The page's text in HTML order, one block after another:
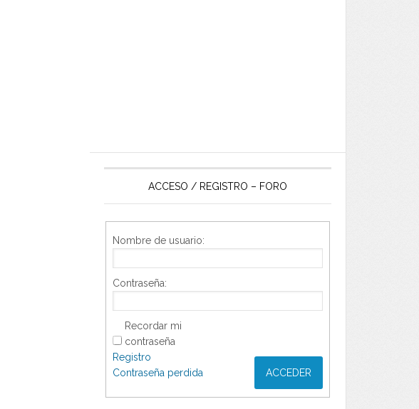
ACCESO / REGISTRO – FORO
Nombre de usuario:
Contraseña:
Recordar mi
contraseña
ACCEDER
Registro
Contraseña perdida